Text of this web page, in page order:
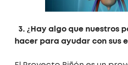
3. ¿Hay algo que nuestros
hacer para ayudar con sus